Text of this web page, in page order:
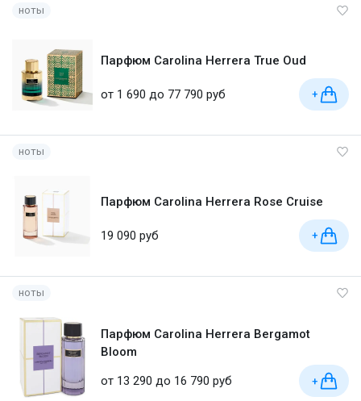
ноты
Парфюм Carolina Herrera True Oud
от 1 690 до 77 790 руб +
ноты
Парфюм Carolina Herrera Rose Cruise
19 090 руб +
ноты
Парфюм Carolina Herrera Bergamot
Bloom
от 13 290 до 16 790 руб
+